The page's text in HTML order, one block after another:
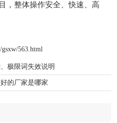
，整体操作安全、快速、高
gsxw/563.html
极限词失效说明
的厂家是哪家